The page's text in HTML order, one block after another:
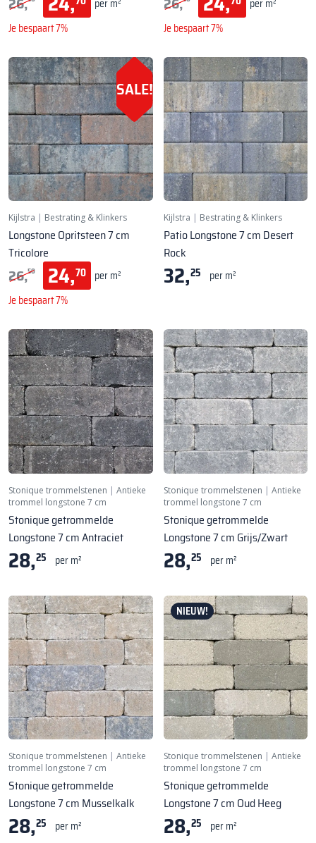
per m²
Je bespaart 7%
per m²
Je bespaart 7%
SALE!
Kijlstra | Bestrating & Klinkers
Longstone Opritsteen 7 cm
Tricolore
26,50 24,70 per m²
Je bespaart 7%
Kijlstra | Bestrating & Klinkers
Patio Longstone 7 cm Desert
Rock
32,25 per m²
Stonique trommelstenen | Antieke
trommel longstone 7 cm
Stonique getrommelde
Longstone 7 cm Antraciet
28,25 per m²
Stonique trommelstenen | Antieke
trommel longstone 7 cm
Stonique getrommelde
Longstone 7 cm Grijs/Zwart
28,25 per m²
Stonique trommelstenen | Antieke
trommel longstone 7 cm
Stonique getrommelde
Longstone 7 cm Musselkalk
28,25 per m²
NIEUW!
Stonique trommelstenen | Antieke
trommel longstone 7 cm
Stonique getrommelde
Longstone 7 cm Oud Heeg
28,25 per m²